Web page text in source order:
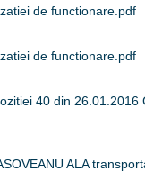
de functionare.pdf
de functionare.pdf
40 din
ALA